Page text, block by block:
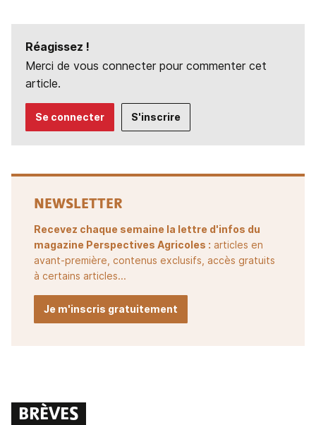
Réagissez !
Merci de vous connecter pour commenter cet
article.
Se connecter S'inscrire
NEWSLETTER
Recevez chaque semaine la lettre d'infos du
magazine Perspectives Agricoles : articles en
avant-première, contenus exclusifs, accès gratuits
à certains articles...
Je m'inscris gratuitement
BRÈVES